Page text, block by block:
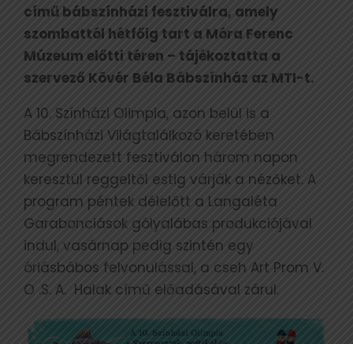
című bábszínházi fesztiválra, amely
szombattól hétfőig tart a Móra Ferenc
Múzeum előtti téren – tájékoztatta a
szervező Kövér Béla Bábszínház az MTI-t.
A 10. Színházi Olimpia, azon belül is a
Bábszínházi Világtalálkozó keretében
megrendezett fesztiválon három napon
keresztül reggeltől estig várják a nézőket. A
program péntek délelőtt a Langaléta
Garabonciások gólyalábas produkciójával
indul, vasárnap pedig szintén egy
óriásbábos felvonulással, a cseh Art Prom V.
O .S. A. Halak című előadásával zárul.